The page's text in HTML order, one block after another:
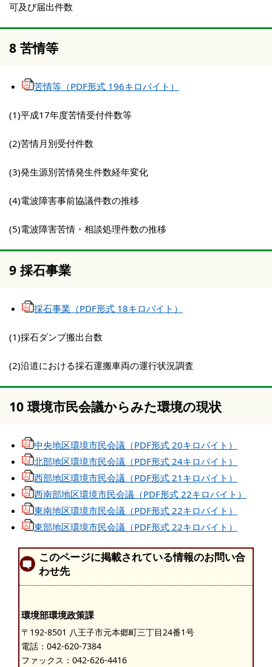
可及び届出件数
8 苦情等
苦情等（PDF形式 196キロバイト）
(1)平成17年度苦情受付件数等
(2)苦情月別受付件数
(3)発生源別苦情発生件数経年変化
(4)電波障害事前協議件数の推移
(5)電波障害苦情・相談処理件数の推移
9 採石事業
採石事業（PDF形式 18キロバイト）
(1)採石ダンプ搬出台数
(2)沿道における採石運搬車両の運行状況調査
10 環境市民会議からみた環境の現状
中央地区環境市民会議（PDF形式 20キロバイト）
北部地区環境市民会議（PDF形式 24キロバイト）
西部地区環境市民会議（PDF形式 21キロバイト）
西南部地区環境市民会議（PDF形式 22キロバイト）
東南地区環境市民会議（PDF形式 22キロバイト）
東部地区環境市民会議（PDF形式 22キロバイト）
このページに掲載されている情報のお問い合
わせ先
環境部環境政策課
〒192-8501 八王子市元本郷町三丁目24番1号
電話： 042-620-7384
ファックス：042-626-4416